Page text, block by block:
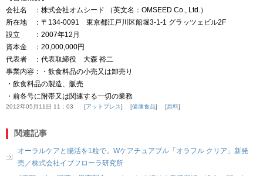
会社名 ：株式会社オムシード （英文名：OMSEED Co., Ltd.）
所在地 ：〒134-0091 東京都江戸川区船堀3-1-1 グラッツェビル2F
設立 ：2007年12月
資本金 ：20,000,000円
代表者 ：代表取締役 大森 裕二
事業内容：・飲食料品の小売又は卸売り
・飲食料品の製造、販売
・前各号に附帯又は関連する一切の業務
2012年05月11日 11：03 アットプレス 健康食品 原料
関連記事
オーラルケアと腸活を1粒で。Wケアチュアブル「オラフル クリア」新発
売／株式会社イブフローラ研究所